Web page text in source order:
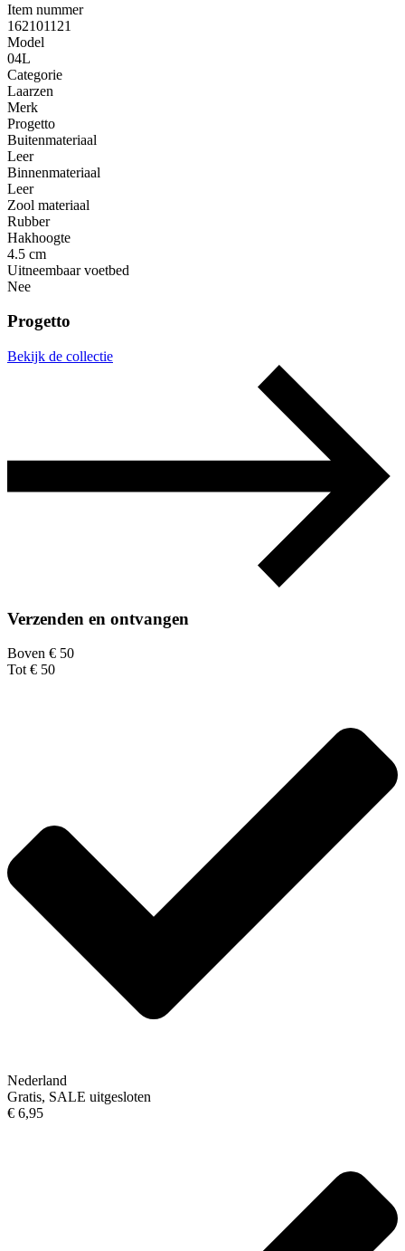
Item nummer
162101121
Model
04L
Categorie
Laarzen
Merk
Progetto
Buitenmateriaal
Leer
Binnenmateriaal
Leer
Zool materiaal
Rubber
Hakhoogte
4.5 cm
Uitneembaar voetbed
Nee
Progetto
Bekijk de collectie
Verzenden en ontvangen
Boven € 50
Tot € 50
Nederland
Gratis, SALE uitgesloten
€ 6,95